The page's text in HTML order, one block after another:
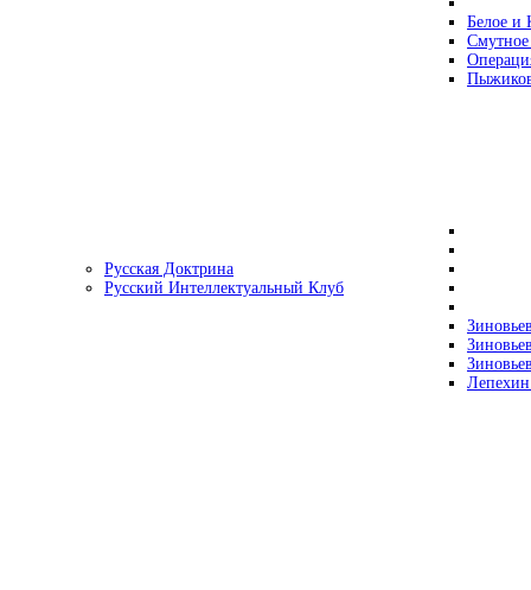
Белое и
Русская Доктрина
Русский Интеллектуальный Клуб